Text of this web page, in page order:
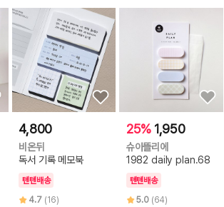
4,800
비온뒤
독서 기록 메모북
텐텐배송
4.7 (16)
25% 1,950
슈아뜰리에
1982 daily plan.68
텐텐배송
5.0 (64)